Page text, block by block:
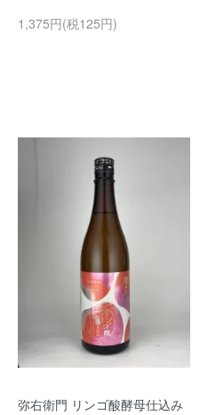
1,375円(税125円)
弥右衛門 リンゴ酸酵母仕込み